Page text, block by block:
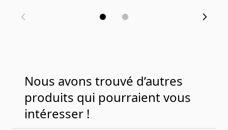
Nous avons trouvé d’autres
produits qui pourraient vous
intéresser !